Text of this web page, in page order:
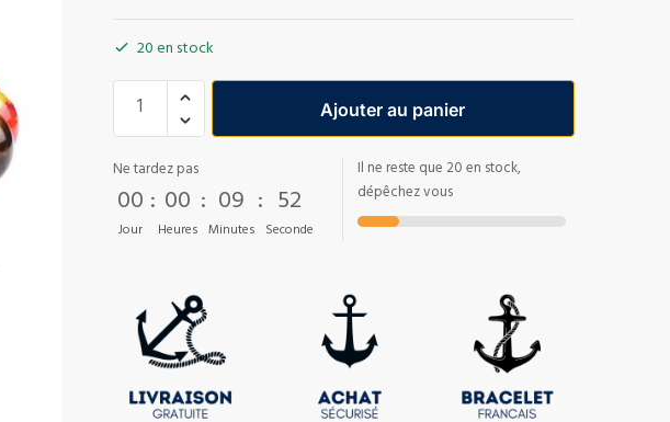
20 en stock
Ajouter au panier
Ne tardez pas
00
Jour
: 00
Heures
: 09
Minutes
: 51
Seconde
Il ne reste que 20 en stock,
dépêchez vous